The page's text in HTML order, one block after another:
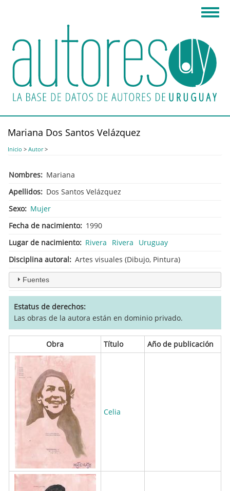
principal
Mariana Dos Santos Velázquez
Inicio > Autor>
Nombres
Mariana
Apellidos
Dos Santos Velázquez
Sexo
Mujer
Fecha de nacimiento
1990
Lugar de nacimiento
Rivera Rivera
Uruguay
Disciplina autoral
Artes visuales (Dibujo, Pintura)
Fuentes
Estatus de derechos
Las obras de la autora están en dominio privado.
Obra Título Año de publicación
Celia